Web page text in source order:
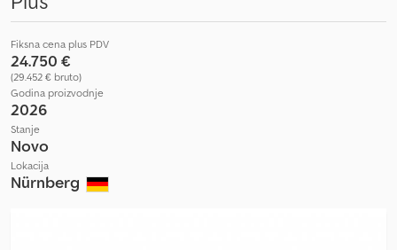
Fiksna cena plus PDV
24.750 €
(29.452 € bruto)
Godina proizvodnje
2026
Stanje
Novo
Lokacija
Nürnberg